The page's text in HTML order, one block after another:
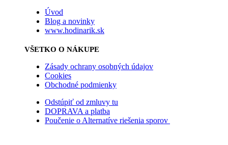
Úvod
Blog a novinky
www.hodinarik.sk
VŠETKO O NÁKUPE
Zásady ochrany osobných údajov
Cookies
Obchodné podmienky
Odstúpiť od zmluvy tu
DOPRAVA a platba
Poučenie o Alternatíve riešenia sporov